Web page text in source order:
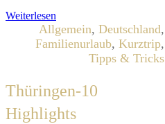
Weiterlesen
Allgemein, Deutschland,
Familienurlaub, Kurztrip,
Tipps & Tricks
Thüringen-10
Highlights